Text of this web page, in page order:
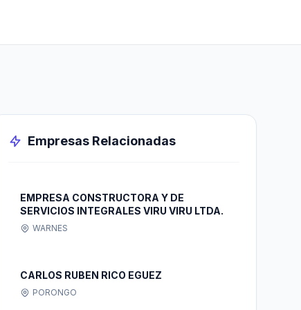
Empresas Relacionadas
EMPRESA CONSTRUCTORA Y DE
SERVICIOS INTEGRALES VIRU VIRU LTDA.
WARNES
CARLOS RUBEN RICO EGUEZ
PORONGO